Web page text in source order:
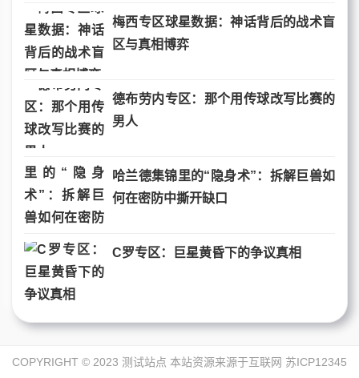
梅西专区球星数据：神话背后的战术盲
区与真相博弈
德布劳内专区：那个用传球改写比赛的
男人
哈兰德集锦里的“隐身术”：拆解巨兽如
何在密防中撕开缺口
C罗专区：巨星黄昏下的争议真相
COPYRIGHT © 2023 测试站点 本站资源来源于互联网 苏ICP12345